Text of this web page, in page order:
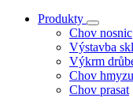
Produkty
Chov nosnic
Výstavba
Výkrm
Chov hmyzu
Chov prasat